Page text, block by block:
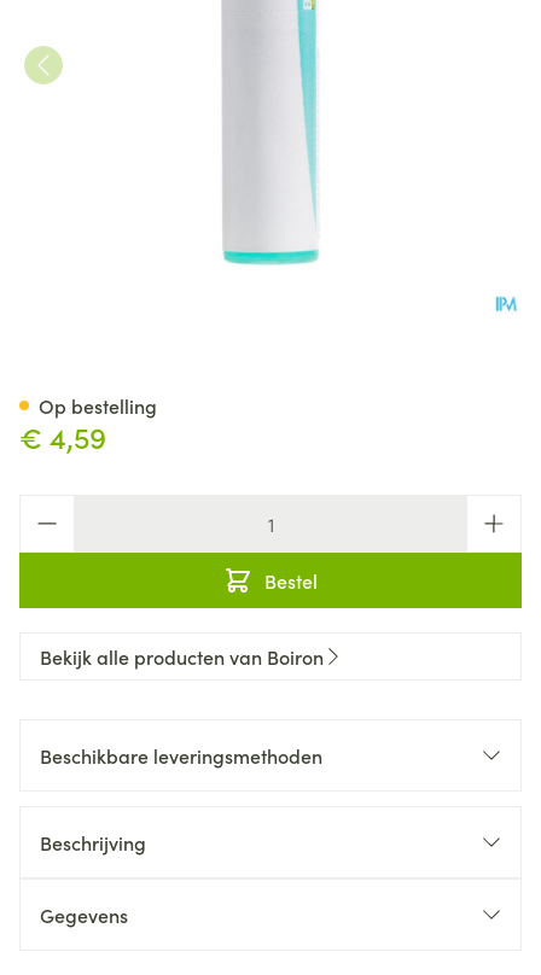
€ 4,59
Bestel
Op bestelling
Bekijk alle producten van Boiron
Beschikbare leveringsmethoden
Beschrijving
Gegevens